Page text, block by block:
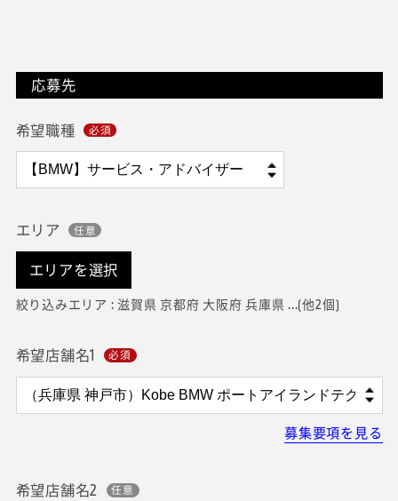
応募先
希望職種
エリア
エリアを選択
絞り込みエリア : 滋賀県 京都府 大阪府 兵庫県 ...(他2個)
希望店舗名1
募集要項を見る
希望店舗名2